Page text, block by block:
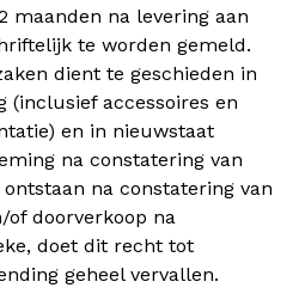
maanden na levering aan
te worden gemeld.
dient te geschieden in
(inclusief accessoires en
en in nieuwstaat
na constatering van
na constatering van
of doorverkoop na
doet dit recht tot
geheel vervallen.